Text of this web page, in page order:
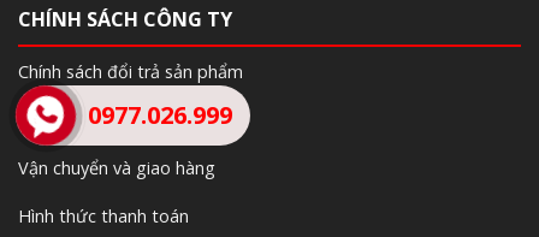
CHÍNH SÁCH CÔNG TY
Chính sách đổi trả sản phẩm
Chính sách bảo hành
Vận chuyển và giao hàng
Hình thức thanh toán
0977.026.999